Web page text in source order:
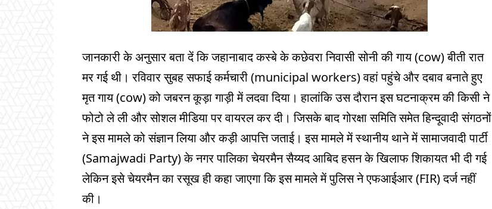
जानकारी के अनुसार बता दें कि जहानाबाद कस्बे के कछेवरा निवासी सोनी की गाय (cow) बीती रात
मर गई थी। रविवार सुबह सफाई कर्मचारी (municipal workers) वहां पहुंचे और दबाव बनाते हुए
मृत गाय (cow) को जबरन कूड़ा गाड़ी में लदवा दिया। हालांकि उस दौरान इस घटनाक्रम की किसी ने
फोटो ले ली और सोशल मीडिया पर वायरल कर दी। जिसके बाद गोरक्षा समिति समेत हिन्दूवादी संगठनों
ने इस मामले को संज्ञान लिया और कड़ी आपत्ति जताई। इस मामले में स्थानीय थाने में सामाजवादी पार्टी
(Samajwadi Party) के नगर पालिका चेयरमैन सैय्यद आबिद हसन के खिलाफ शिकायत भी दी गई
लेकिन इसे चेयरमैन का रसूख ही कहा जाएगा कि इस मामले में पुलिस ने एफआईआर (FIR) दर्ज नहीं
की।